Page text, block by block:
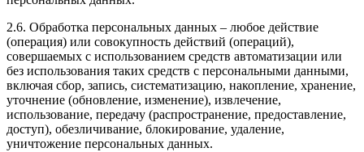
2.6. Обработка персональных данных – любое действие
(операция) или совокупность действий (операций),
совершаемых с использованием средств автоматизации или
без использования таких средств с персональными данными,
включая сбор, запись, систематизацию, накопление, хранение,
уточнение (обновление, изменение), извлечение,
использование, передачу (распространение, предоставление,
доступ), обезличивание, блокирование, удаление,
уничтожение персональных данных.